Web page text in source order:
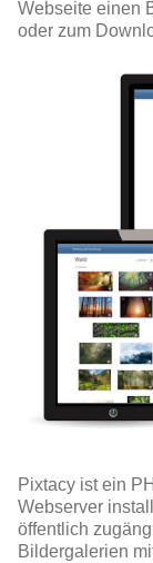
Webseite einen
oder zum
Pixtacy ist ein
Webserver
öffentlich
Bildergalerien